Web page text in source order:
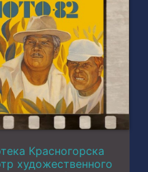
Красногорска
художественного